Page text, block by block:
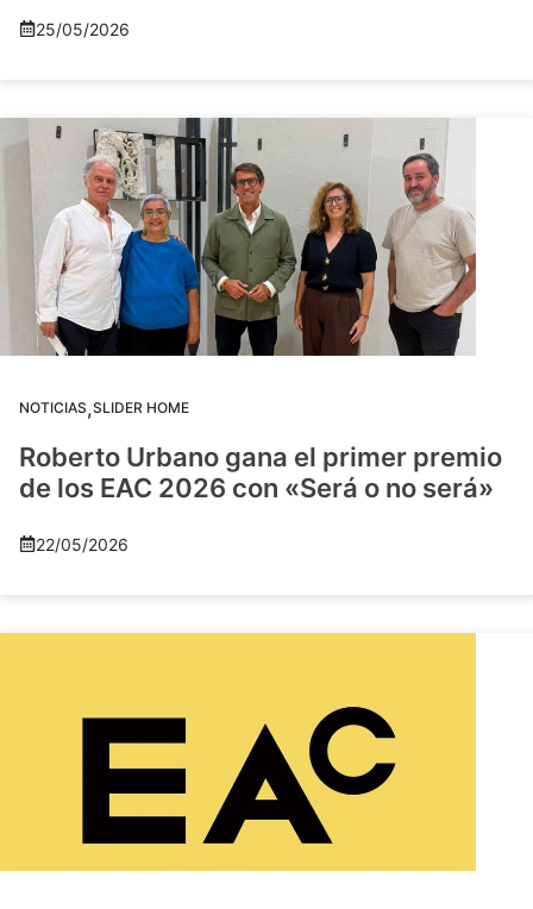
25/05/2026
NOTICIAS,SLIDER HOME
Roberto Urbano gana el primer premio
de los EAC 2026 con «Será o no será»
22/05/2026